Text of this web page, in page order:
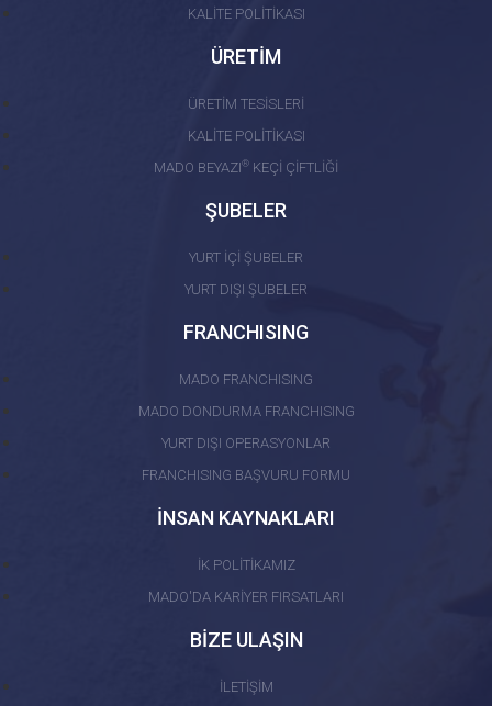
KALİTE POLİTİKASI
ÜRETİM
ÜRETİM TESİSLERİ
KALİTE POLİTİKASI
MADO BEYAZI® KEÇİ ÇİFTLİĞİ
ŞUBELER
YURT İÇİ ŞUBELER
YURT DIŞI ŞUBELER
FRANCHISING
MADO FRANCHISING
MADO DONDURMA FRANCHISING
YURT DIŞI OPERASYONLAR
FRANCHISING BAŞVURU FORMU
İNSAN KAYNAKLARI
İK POLİTİKAMIZ
MADO'DA KARİYER FIRSATLARI
BİZE ULAŞIN
İLETİŞİM